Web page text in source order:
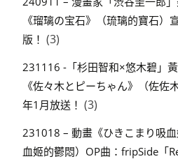
《瑠璃の宝石》（琉璃的寶石
版！ (3)
231116 -「杉田智和×悠木碧」
《佐々木とピーちゃん》（佐
年1月放送！ (3)
231018 – 動畫《ひきこまり吸
血姬的鬱悶）OP曲：fripSide「